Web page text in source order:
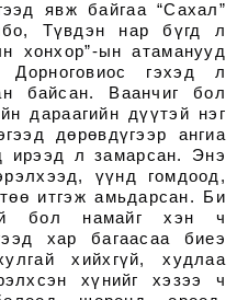
явж байгаа “Сахал”
Түвдэн нар бүгд л
хонхор”-ын атаманууд
гэхэд л
байсан. Ваанчиг бол
дараагийн дүүтэй нэг
дөрөвдүгээр ангиа
ирээд л замарсан. Энэ
үүнд гомдоод,
итгэж амьдарсан. Би
бол намайг хэн ч
хар багаасаа биеэ
хийхгүй, худлаа
хүнийг хэзээ ч